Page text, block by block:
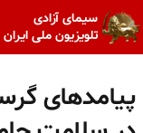
سیمای آزادی
تلویزیون ملی ایران
پیامدهای